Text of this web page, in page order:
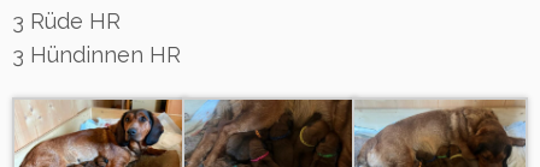
3 Rüde HR
3 Hündinnen HR